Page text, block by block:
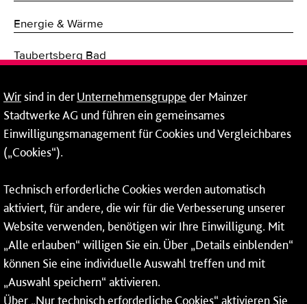
Energie & Wärme
Taubertsberg Bad
Breitband
Fernwärme
Netze
Mainzer Breitband
Rheinallee 41
55118 Mainz
Tel.:06131 - 128 128
Wirsind in derUnternehmensgruppe der Mainzer
Stadtwerke AG und führen ein gemeinsames
Einwilligungsmanagement für Cookies und Vergleichbares
(„Cookies“).
Technisch erforderliche Cookies werden automatisch
aktiviert, für andere, die wir für die Verbesserung unserer
Website verwenden, benötigen wir Ihre Einwilligung. Mit
„Alle erlauben“ willigen Sie ein. Über „Details einblenden“
können Sie eine individuelle Auswahl treffen und mit
„Auswahl speichern“ aktivieren.
Über „Nur technisch erforderliche Cookies“ aktivieren Sie